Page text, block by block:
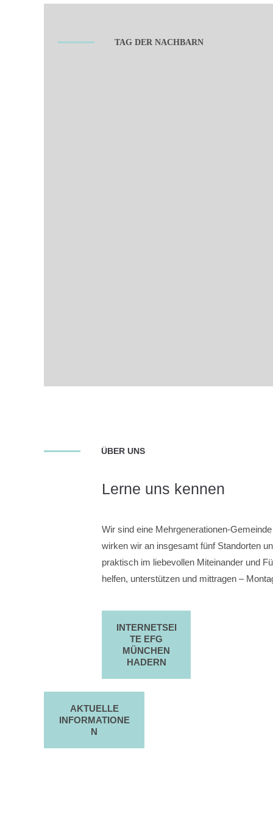
TAG DER NACHBARN
ÜBER UNS
Lerne uns kennen
Wir sind eine Mehrgenerationen-
wirken wir an insgesamt fünf Standorten
praktisch im liebevollen Miteinander und
helfen, unterstützen und mittragen –
INTERNETSEI
TE EFG
MÜNCHEN
HADERN
AKTUELLE
INFORMATIONE
N